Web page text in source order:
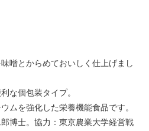
噌とからめておいしく仕上げまし
な個包装タイプ。
ムを強化した栄養機能食品です。
博士。協力：東京農業大学経営戦